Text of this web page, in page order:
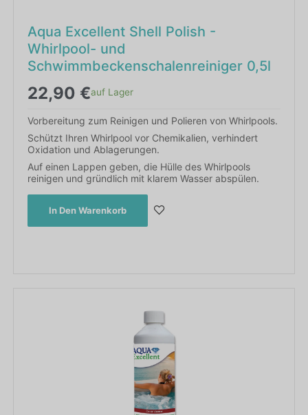
Aqua Excellent Shell Polish -
Whirlpool- und
Schwimmbeckenschalenreiniger 0,5l
22,90 €auf Lager
Vorbereitung zum Reinigen und Polieren von Whirlpools.
Schützt Ihren Whirlpool vor Chemikalien, verhindert
Oxidation und Ablagerungen.
Auf einen Lappen geben, die Hülle des Whirlpools
reinigen und gründlich mit klarem Wasser abspülen.
In Den Warenkorb